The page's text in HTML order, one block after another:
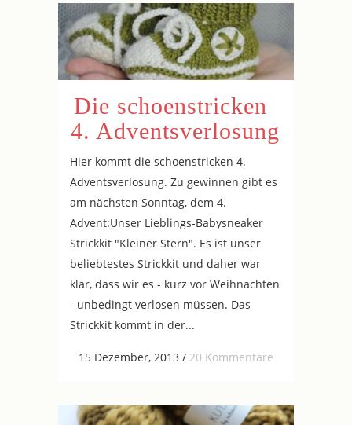
Die schoenstricken
4. Adventsverlosung
Hier kommt die schoenstricken 4.
Adventsverlosung. Zu gewinnen gibt es
am nächsten Sonntag, dem 4.
Advent:Unser Lieblings-Babysneaker
Strickkit "Kleiner Stern". Es ist unser
beliebtestes Strickkit und daher war
klar, dass wir es - kurz vor Weihnachten
- unbedingt verlosen müssen. Das
Strickkit kommt in der...
15 Dezember, 2013 / 20 Kommentare